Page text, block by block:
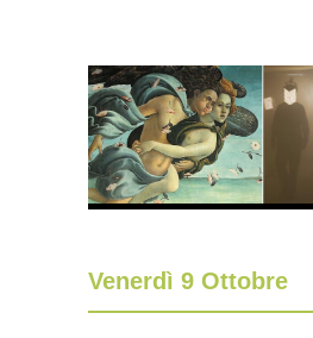
Venerdì 9 Ottobre